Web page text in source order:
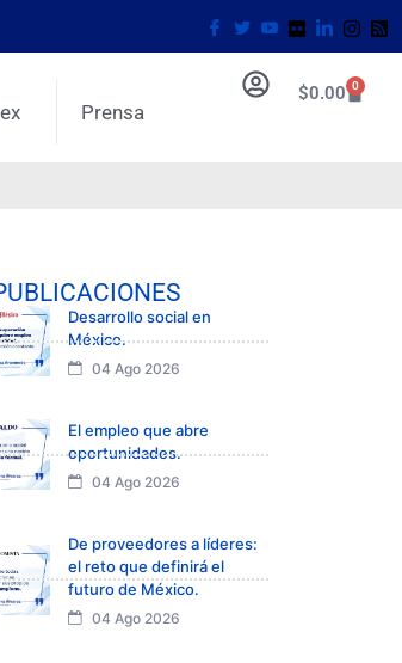
Prensa
$0.00 0
Desarrollo social en
México.
04 Ago 2026
El empleo que abre
oportunidades.
04 Ago 2026
De proveedores a líderes:
el reto que definirá el
futuro de México.
04 Ago 2026